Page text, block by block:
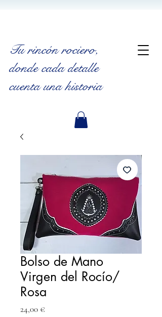
Tu rincón rociero,
donde cada detalle
cuenta una historia
Bolso de Mano
Virgen del Rocío/
Rosa
24,00 €Precio